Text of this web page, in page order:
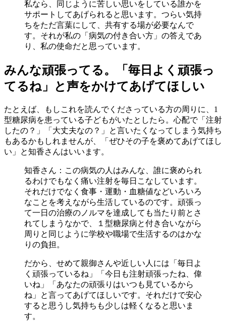
私なら、同じように苦しい思いをしている誰かを
サポートしてあげられると思います。つらい気持
ちをただ言葉にして、共有する場が必要なんで
す。それが私の「病気の付き合い方」の答えであ
り、私の使命だと思っています。
みんな頑張ってる。「毎日よく頑張っ
てるね」と声をかけてあげてほしい
たとえば、もしこれを読んでくださっている方の周りに、1
型糖尿病を患っている子どもがいたとしたら。心配で「注射
したの？」「大丈夫なの？」と言いたくなってしまう気持ち
もあるかもしれませんが、「ぜひその子を褒めてあげてほし
い」と知香さんはいいます。
知香さん：この病気の人はみんな、誰に褒められ
るわけでもなく痛い注射を毎日こなしています。
それだけでなく食事・運動・血糖値などいろいろ
なことを考えながら生活しているのです。頑張っ
て一日の治療のノルマを達成しても当たり前とさ
れてしまうなかで、１型糖尿病と付き合いながら
周りと同じように学校や職場で生活するのはかな
りの負担。
だから、せめて親御さんや近しい人には「毎日よ
く頑張っているね」「今日も注射頑張ったね、偉
いね」「あなたの頑張りはいつも見ているから
ね」と言ってあげてほしいです。それだけで安心
すると思うし気持ちも少しは軽くなると思いま
す。